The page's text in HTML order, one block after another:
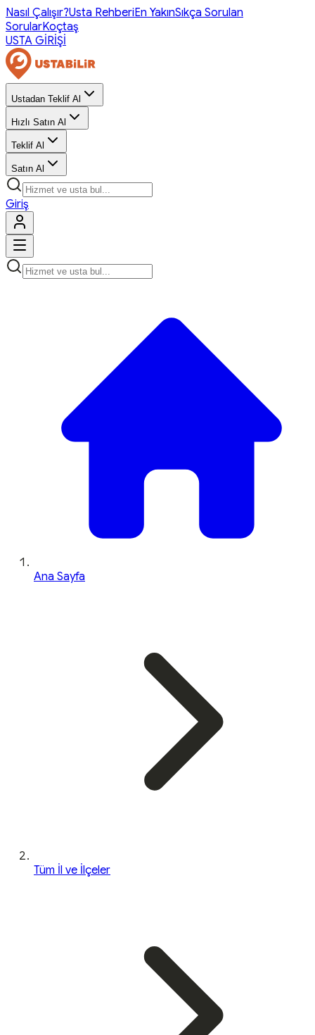
Nasıl Çalışır?Usta RehberiEn YakınSıkça Sorulan
SorularKoçtaş
USTA GİRİŞİ
Ustadan Teklif Al
Hızlı Satın Al
Teklif Al
Satın Al
Giriş
Ana Sayfa
Tüm İl ve İlçeler